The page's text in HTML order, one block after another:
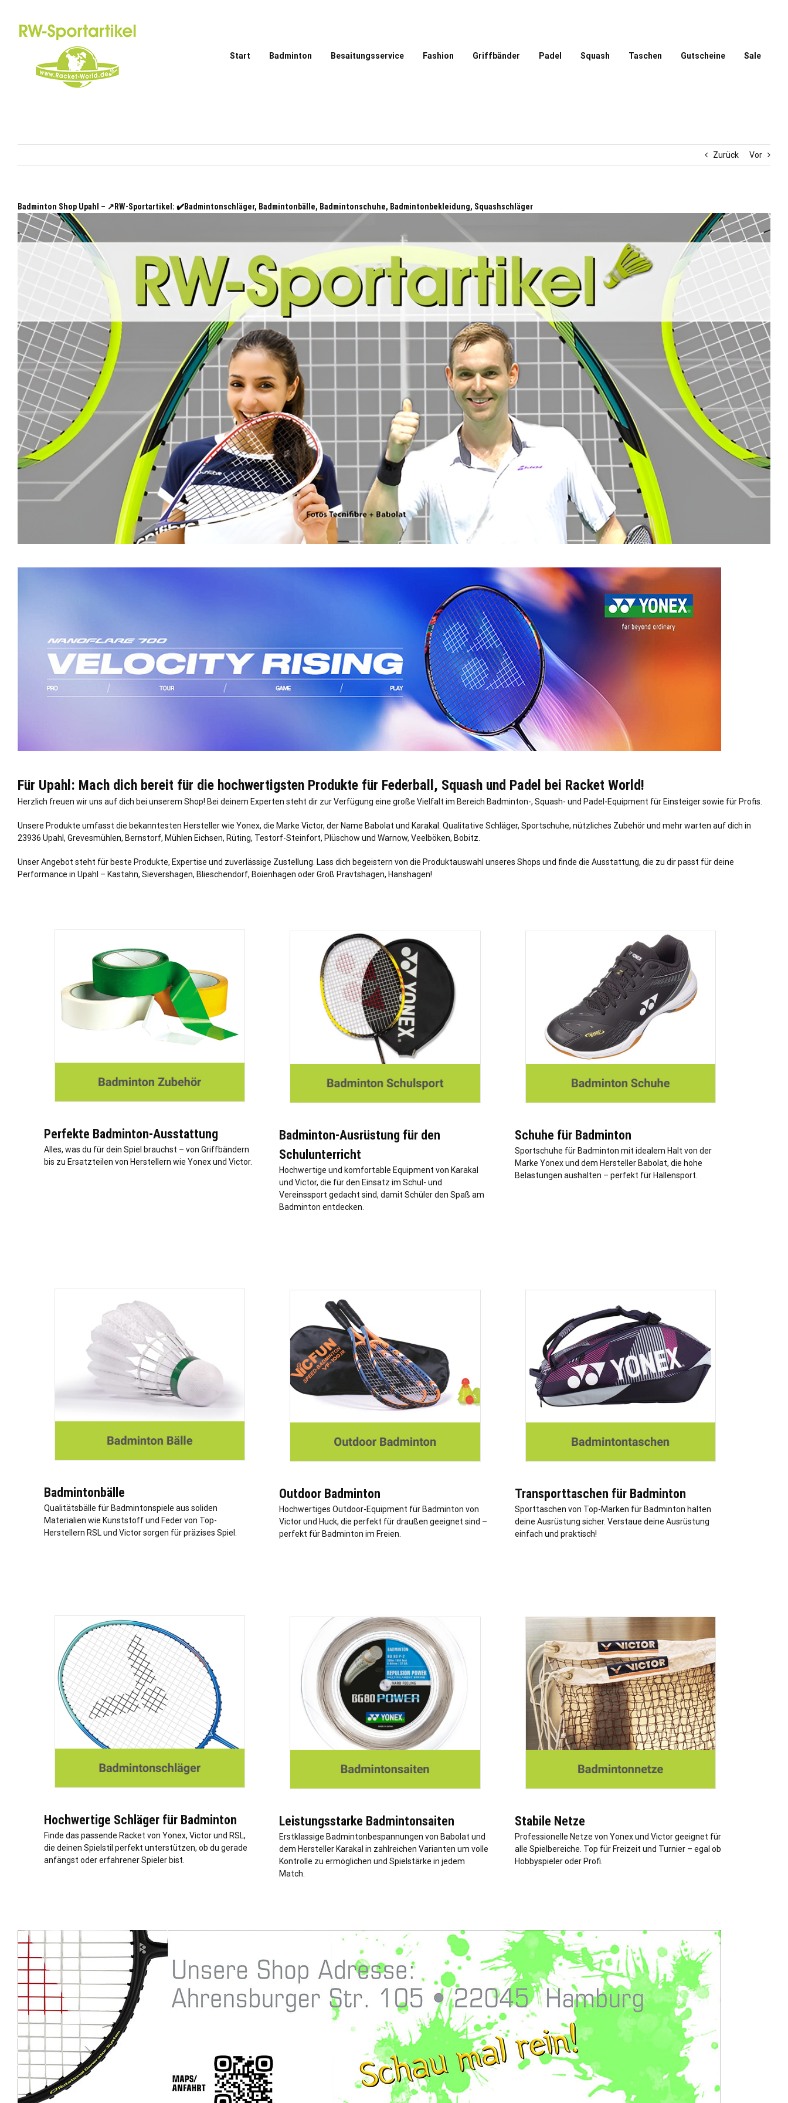
springen
Start Badminton Besaitungsservice Fashion Griffbänder Padel Squash Taschen Gutscheine Sale
Zurück Vor
Badminton Shop Upahl – ↗️RW-Sportartikel: ✔️Badmintonschläger, Badmintonbälle, Badmintonschuhe, Badmintonbekleidung, Squashschläger
Für Upahl: Mach dich bereit für die hochwertigsten Produkte für Federball, Squash und Padel bei Racket World!
Herzlich freuen wir uns auf dich bei unserem Shop! Bei deinem Experten steht dir zur Verfügung eine große Vielfalt im Bereich Badminton-, Squash- und Padel-Equipment für Einsteiger sowie für Profis.
Unsere Produkte umfasst die bekanntesten Hersteller wie Yonex, die Marke Victor, der Name Babolat und Karakal. Qualitative Schläger, Sportschuhe, nützliches Zubehör und mehr warten auf dich in
23936 Upahl, Grevesmühlen, Bernstorf, Mühlen Eichsen, Rüting, Testorf-Steinfort, Plüschow und Warnow, Veelböken, Bobitz
Unser Angebot steht für beste Produkte, Expertise und zuverlässige Zustellung. Lass dich begeistern von die Produktauswahl unseres Shops und finde die Ausstattung, die zu dir passt für deine
Performance in Upahl – Kastahn, Sievershagen, Blieschendorf, Boienhagen oder Groß Pravtshagen, Hanshagen!
Perfekte Badminton-Ausstattung
Alles, was du für dein Spiel brauchst – von Griffbändern
bis zu Ersatzteilen von Herstellern wie Yonex und Victor.
Badminton-Ausrüstung für den
Schulunterricht
Hochwertige und komfortable Equipment von Karakal
und Victor, die für den Einsatz im Schul- und
Vereinssport gedacht sind, damit Schüler den Spaß am
Badminton entdecken.
Schuhe für Badminton
Sportschuhe für Badminton mit idealem Halt von der
Marke Yonex und dem Hersteller Babolat, die hohe
Belastungen aushalten – perfekt für Hallensport.
Badmintonbälle
Qualitätsbälle für Badmintonspiele aus soliden
Materialien wie Kunststoff und Feder von Top-
Herstellern RSL und Victor sorgen für präzises Spiel.
Outdoor Badminton
Hochwertiges Outdoor-Equipment für Badminton von
Victor und Huck, die perfekt für draußen geeignet sind –
perfekt für Badminton im Freien.
Transporttaschen für Badminton
Sporttaschen von Top-Marken für Badminton halten
deine Ausrüstung sicher. Verstaue deine Ausrüstung
einfach und praktisch!
Hochwertige Schläger für Badminton
Finde das passende Racket von Yonex, Victor und RSL,
die deinen Spielstil perfekt unterstützen, ob du gerade
anfängst oder erfahrener Spieler bist.
Leistungsstarke Badmintonsaiten
Erstklassige Badmintonbespannungen von Babolat und
dem Hersteller Karakal in zahlreichen Varianten um volle
Kontrolle zu ermöglichen und Spielstärke in jedem
Match.
Stabile Netze
Professionelle Netze von Yonex und Victor geeignet für
alle Spielbereiche. Top für Freizeit und Turnier – egal ob
Hobbyspieler oder Profi.